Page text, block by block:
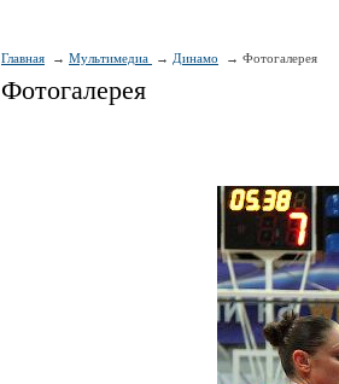
Главная Мультимедиа Динамо Фотогалерея
Фотогалерея